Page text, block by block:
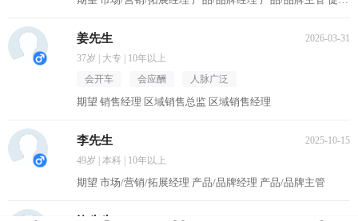
姜先生
2026-03-31
37岁 | 大专 | 10年以上
会开车
会应酬 人脉广泛
期望 销售经理 区域销售总监 区域销售经理
李先生
2025-10-15
49岁 | 本科 | 10年以上
期望 市场/营销/拓展经理 产品/品牌经理 产品/品牌主管